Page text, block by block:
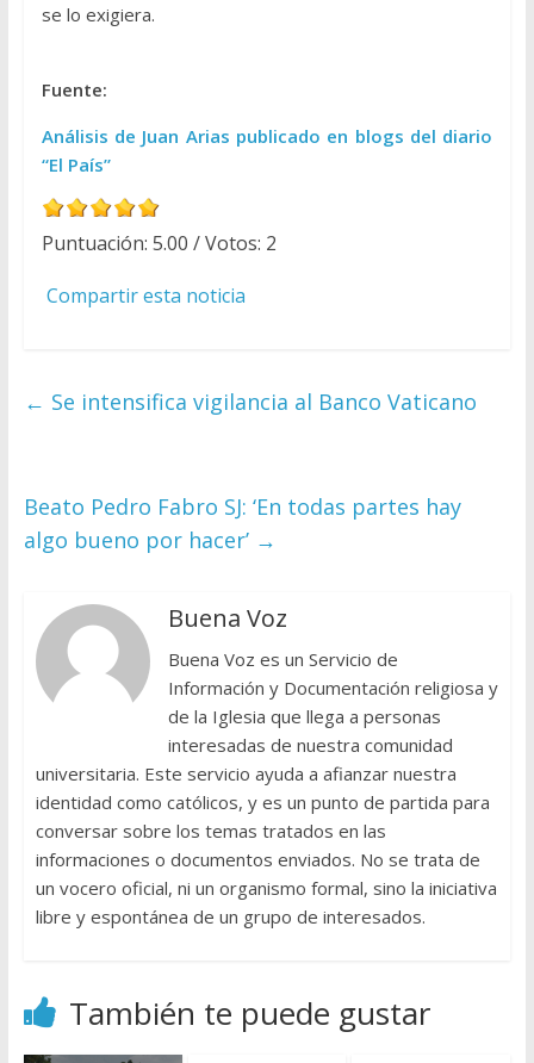
se lo exigiera.
Fuente:
Análisis de Juan Arias publicado en blogs del diario
“El País”
Puntuación: 5.00 / Votos: 2
Compartir esta noticia
← Se intensifica vigilancia al Banco Vaticano
Beato Pedro Fabro SJ: ‘En todas partes hay
algo bueno por hacer’ →
Buena Voz
Buena Voz es un Servicio de
Información y Documentación religiosa y
de la Iglesia que llega a personas
interesadas de nuestra comunidad
universitaria. Este servicio ayuda a afianzar nuestra
identidad como católicos, y es un punto de partida para
conversar sobre los temas tratados en las
informaciones o documentos enviados. No se trata de
un vocero oficial, ni un organismo formal, sino la iniciativa
libre y espontánea de un grupo de interesados.
También te puede gustar